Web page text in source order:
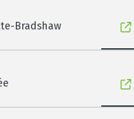
Bradshaw